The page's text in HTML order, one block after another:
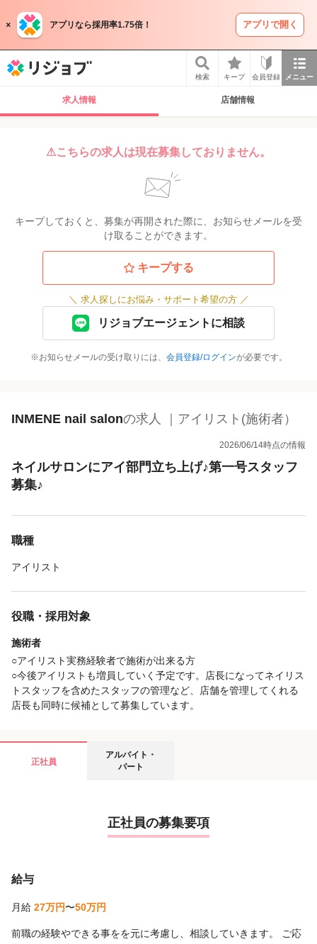
アプリなら採用率1.75倍！ アプリで開く
検索 キープ 会員登録 メニュー
求人情報 店舗情報
⚠こちらの求人は現在募集しておりません。
キープしておくと、募集が再開された際に、お知らせメールを受
け取ることができます。
キープする
＼ 求人探しにお悩み・サポート希望の方 ／
リジョブエージェントに相談
※お知らせメールの受け取りには、 会員登録/ログインが必要です。
INMENE nail salonの求人 ｜アイリスト(施術者）
2026/06/14時点の情報
ネイルサロンにアイ部門立ち上げ♪第一号スタッフ
募集♪
職種
アイリスト
役職・採用対象
施術者
○アイリスト実務経験者で施術が出来る方
○今後アイリストも増員していく予定です。店長になってネイリス
トスタッフを含めたスタッフの管理など、店舗を管理してくれる
店長も同時に候補として募集しています。
正社員
アルバイト・
パート
正社員の募集要項
給与
月給 27万円〜50万円
前職の経験やできる事をを元に考慮し、相談していきます。 ご応